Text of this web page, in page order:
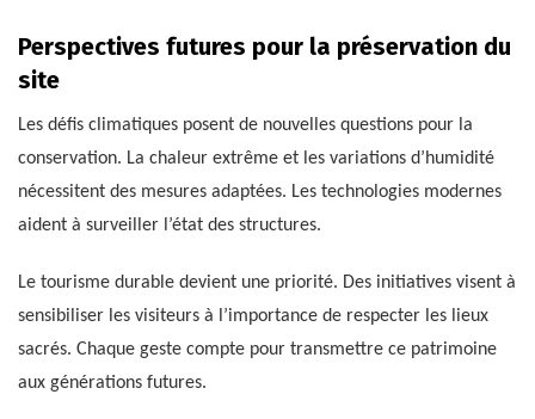
Perspectives futures pour la préservation du
site
Les défis climatiques posent de nouvelles questions pour la
conservation. La chaleur extrême et les variations d’humidité
nécessitent des mesures adaptées. Les technologies modernes
aident à surveiller l’état des structures.
Le tourisme durable devient une priorité. Des initiatives visent à
sensibiliser les visiteurs à l’importance de respecter les lieux
sacrés. Chaque geste compte pour transmettre ce patrimoine
aux générations futures.